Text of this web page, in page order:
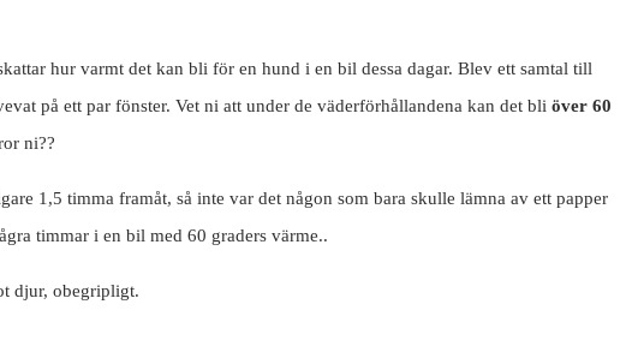
hur varmt det kan bli för en hund i en bil dessa dagar. Blev ett samtal till
på ett par fönster. Vet ni att under de väderförhållandena kan det bli över 60
ni??
1,5 timma framåt, så inte var det någon som bara skulle lämna av ett papper
timmar i en bil med 60 graders värme..
djur, obegripligt.